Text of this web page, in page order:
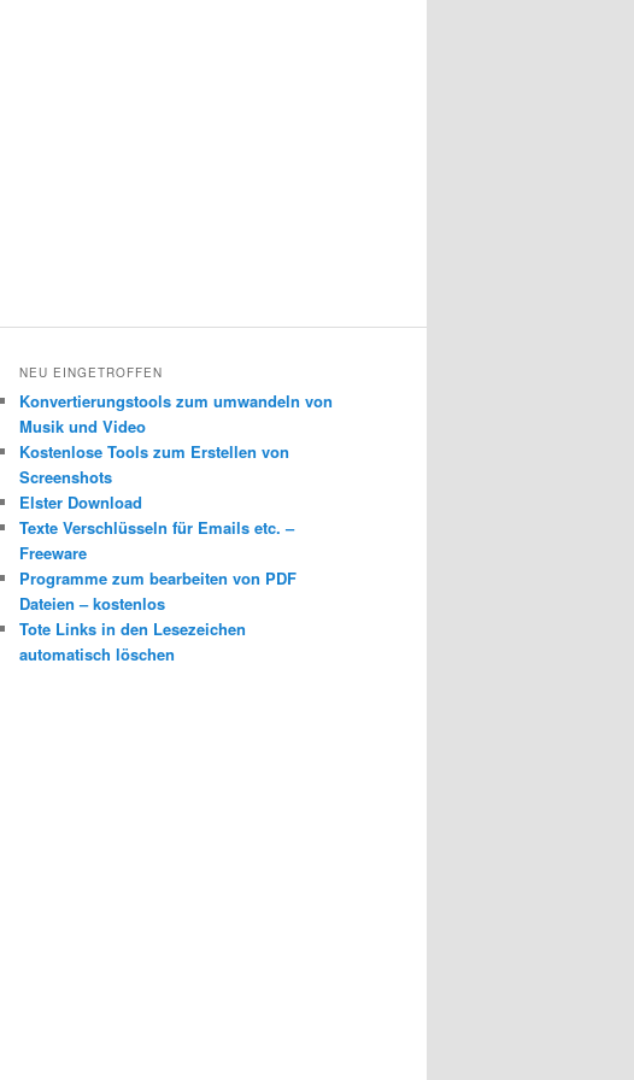
NEU EINGETROFFEN
Konvertierungstools zum umwandeln von
Musik und Video
Kostenlose Tools zum Erstellen von
Screenshots
Elster Download
Texte Verschlüsseln für Emails etc. –
Freeware
Programme zum bearbeiten von PDF
Dateien – kostenlos
Tote Links in den Lesezeichen
automatisch löschen